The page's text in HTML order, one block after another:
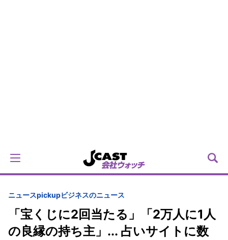
ニュースpickupビジネスのニュース
「宝くじに2回当たる」「2万人に1人
の良縁の持ち主」... 占いサイトに数